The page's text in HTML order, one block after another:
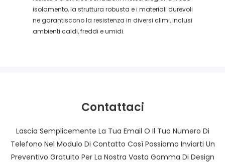
isolamento, la struttura robusta e i materiali durevoli
ne garantiscono la resistenza in diversi climi, inclusi
ambienti caldi, freddi e umidi.
Contattaci
Lascia Semplicemente La Tua Email O Il Tuo Numero Di
Telefono Nel Modulo Di Contatto Così Possiamo Inviarti Un
Preventivo Gratuito Per La Nostra Vasta Gamma Di Design